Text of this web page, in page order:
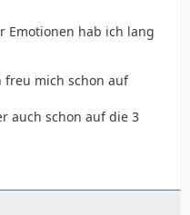
Emotionen hab ich lang
freu mich schon auf
auch schon auf die 3